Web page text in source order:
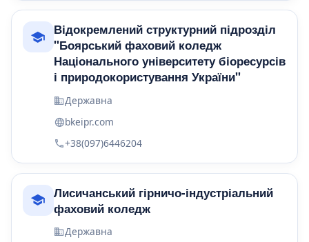
Відокремлений структурний підрозділ
"Боярський фаховий коледж
Національного університету біоресурсів
і природокористування України"
Державна
bkeipr.com
+38(097)6446204
Лисичанський гірничо-індустріальний
фаховий коледж
Державна